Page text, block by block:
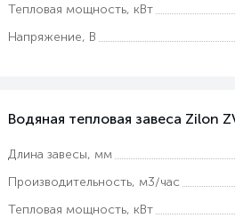
Тепловая мощность, кВт
Напряжение, В
Водяная тепловая завеса Zilon
Длина завесы, мм
Производительность, м3/час
Тепловая мощность, кВт